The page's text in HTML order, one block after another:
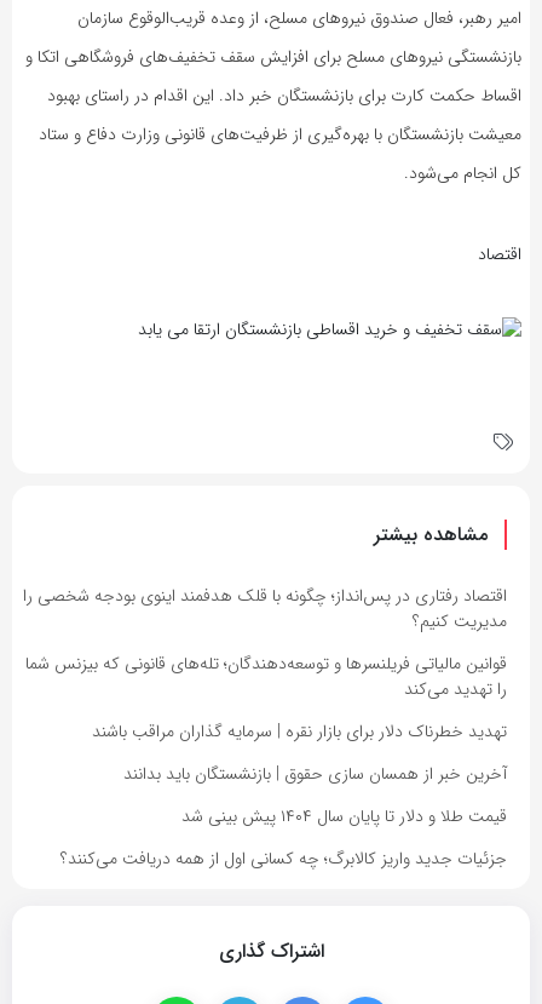
امیر رهبر، فعال صندوق نیروهای مسلح، از وعده قریب‌الوقوع سازمان
بازنشستگی نیروهای مسلح برای افزایش سقف تخفیف‌های فروشگاهی اتکا و
اقساط حکمت کارت برای بازنشستگان خبر داد. این اقدام در راستای بهبود
معیشت بازنشستگان با بهره‌گیری از ظرفیت‌های قانونی وزارت دفاع و ستاد
کل انجام می‌شود.
اقتصاد
مشاهده بیشتر
اقتصاد رفتاری در پس‌انداز؛ چگونه با قلک هدفمند اینوی بودجه شخصی را
مدیریت کنیم؟
قوانین مالیاتی فریلنسرها و توسعه‌دهندگان؛ تله‌های قانونی که بیزنس شما
را تهدید می‌کند
تهدید خطرناک دلار برای بازار نقره | سرمایه گذاران مراقب باشند
آخرین خبر از همسان سازی حقوق | بازنشستگان باید بدانند
قیمت طلا و دلار تا پایان سال ۱۴۰۴ پیش بینی شد
جزئیات جدید واریز کالابرگ؛ چه کسانی اول از همه دریافت می‌کنند؟
اشتراک گذاری